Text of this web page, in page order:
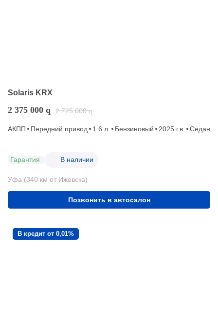
Solaris KRX
2 375 000 q 2 725 000 q
АКПП Передний привод 1.6 л. Бензиновый 2025 г.в. Седан
Гарантия В наличии
Уфа (340 км от Ижевска)
Позвонить в автосалон
В кредит от 0,01%